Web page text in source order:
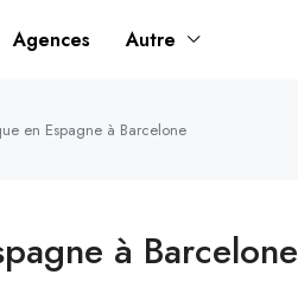
Agences Autre
en Espagne à Barcelone
à Barcelone